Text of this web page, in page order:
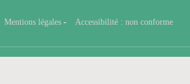
Mentions légales - Accessibilité : non conforme